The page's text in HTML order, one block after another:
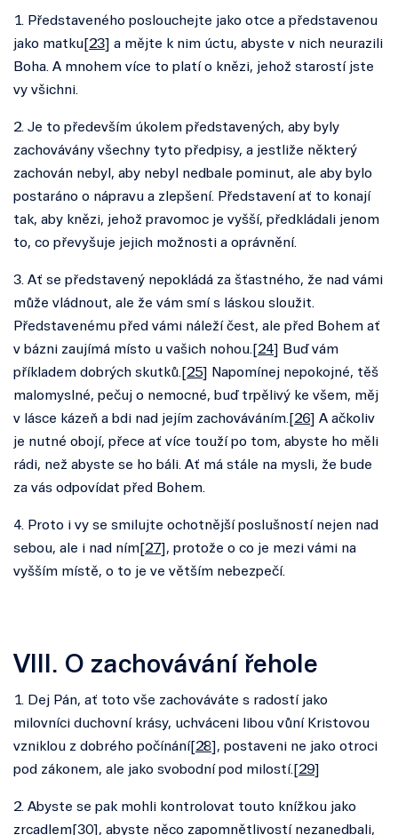
1. Představeného poslouchejte jako otce a představenou
jako matku[ 23 ] a mějte k nim úctu, abyste v nich neurazili
Boha. A mnohem více to platí o knězi, jehož starostí jste
vy všichni.
2. Je to především úkolem představených, aby byly
zachovávány všechny tyto předpisy, a jestliže některý
zachován nebyl, aby nebyl nedbale pominut, ale aby bylo
postaráno o nápravu a zlepšení. Představení ať to konají
tak, aby knězi, jehož pravomoc je vyšší, předkládali jenom
to, co převyšuje jejich možnosti a oprávnění.
3. Ať se představený nepokládá za šťastného, že nad vámi
může vládnout, ale že vám smí s láskou sloužit.
Představenému před vámi náleží čest, ale před Bohem ať
v bázni zaujímá místo u vašich nohou.[ 24 ] Buď vám
příkladem dobrých skutků.[ 25 ] Napomínej nepokojné, těš
malomyslné, pečuj o nemocné, buď trpělivý ke všem, měj
v lásce kázeň a bdi nad jejím zachováváním.[ 26 ] A ačkoliv
je nutné obojí, přece ať více touží po tom, abyste ho měli
rádi, než abyste se ho báli. Ať má stále na mysli, že bude
za vás odpovídat před Bohem.
4. Proto i vy se smilujte ochotnější poslušností nejen nad
sebou, ale i nad ním[ 27 ], protože o co je mezi vámi na
vyšším místě, o to je ve větším nebezpečí.
VIII. O zachovávání řehole
1. Dej Pán, ať toto vše zachováváte s radostí jako
milovníci duchovní krásy, uchváceni libou vůní Kristovou
vzniklou z dobrého počínání[ 28 ], postaveni ne jako otroci
pod zákonem, ale jako svobodní pod milostí.[ 29
2. Abyste se pak mohli kontrolovat touto knížkou jako
zrcadlem[ 30], abyste něco zapomnětlivostí nezanedbali,